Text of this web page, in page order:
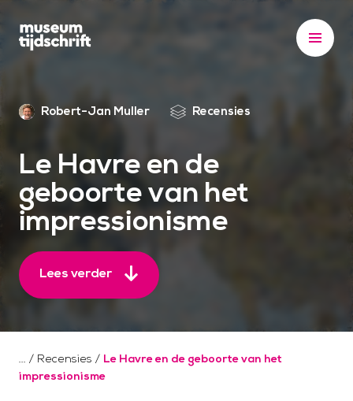
o
Robert-Jan Muller Recensies
Le Havre en de
geboorte van het
impressionisme
Lees verder
/ Recensies / Le Havre en de geboorte van het
impressionisme